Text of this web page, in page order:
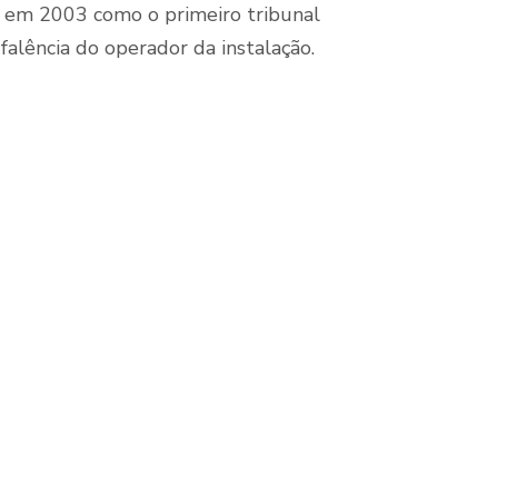
2003 como o primeiro tribunal
do operador da instalação.